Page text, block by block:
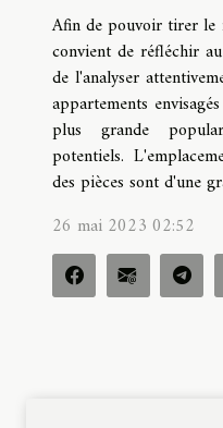
Afin de pouvoir tirer
convient de réfléchir
de l'analyser
appartements
plus grande
potentiels.
des pièces sont d'une
26 mai 2023 02:52